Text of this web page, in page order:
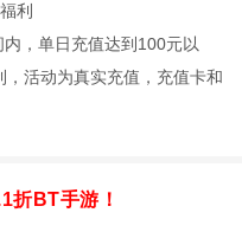
利
，单日充值达到100元以
，活动为真实充值，充值卡和
折BT手游！